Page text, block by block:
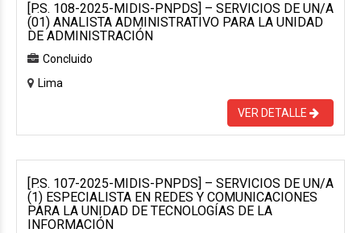
[P.S. 108-2025-MIDIS-PNPDS] – SERVICIOS DE UN/A
(01) ANALISTA ADMINISTRATIVO PARA LA UNIDAD
DE ADMINISTRACIÓN
Concluido
Lima
VER DETALLE
[P.S. 107-2025-MIDIS-PNPDS] – SERVICIOS DE UN/A
(1) ESPECIALISTA EN REDES Y COMUNICACIONES
PARA LA UNIDAD DE TECNOLOGÍAS DE LA
INFORMACIÓN